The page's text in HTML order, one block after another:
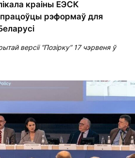
краіны ЕЭСК
рэформаў для
версіі “Позірку” 17 чэрвеня ў